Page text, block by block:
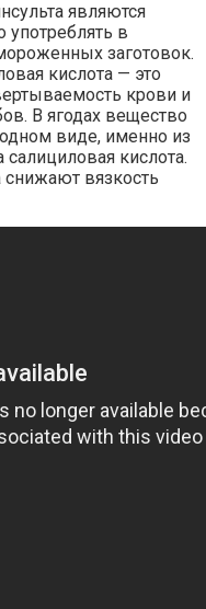
являются
в
заготовок.
кислота — это
крови и
В ягодах вещество
виде, именно из
кислота.
вязкость